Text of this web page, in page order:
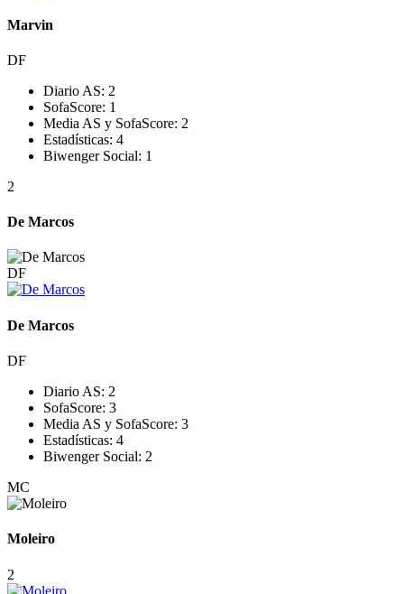
Marvin
DF
Diario AS: 2
SofaScore: 1
Media AS y SofaScore: 2
Estadísticas: 4
Biwenger Social: 1
2
De Marcos
DF
De Marcos
DF
Diario AS: 2
SofaScore: 3
Media AS y SofaScore: 3
Estadísticas: 4
Biwenger Social: 2
MC
Moleiro
2